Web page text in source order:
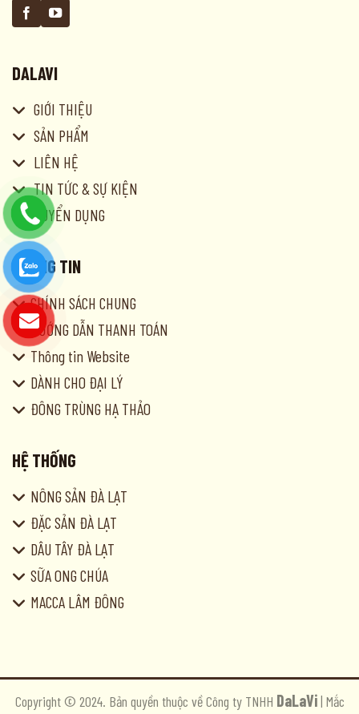
DALAVI
GIỚI THIỆU
SẢN PHẨM
LIÊN HỆ
TIN TỨC & SỰ KIỆN
TUYỂN DỤNG
THÔNG TIN
CHÍNH SÁCH CHUNG
HƯỚNG DẪN THANH TOÁN
Thông tin Website
DÀNH CHO ĐẠI LÝ
ĐÔNG TRÙNG HẠ THẢO
HỆ THỐNG
NÔNG SẢN ĐÀ LẠT
ĐẶC SẢN ĐÀ LẠT
DÂU TÂY ĐÀ LẠT
SỮA ONG CHÚA
MACCA LÂM ĐÔNG
Copyright © 2024. Bản quyền thuộc về Công ty TNHH DaLaVi| Mắc